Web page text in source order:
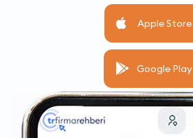
Apple Store
Google Play